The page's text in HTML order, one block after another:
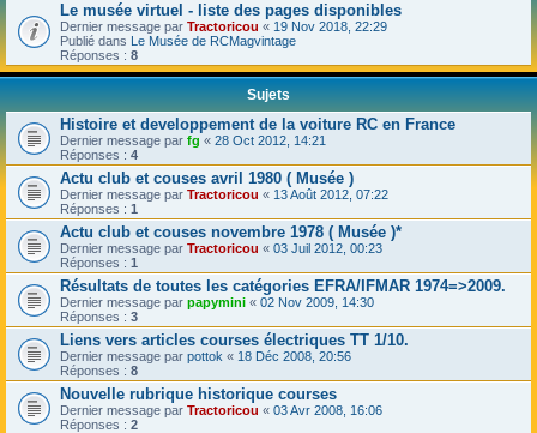
e
Le musée virtuel - liste des pages disponibles
Dernier message par Tractoricou « 19 Nov 2018, 22:29
Publié dans Le Musée de RCMagvintage
Réponses : 8
Sujets
Histoire et developpement de la voiture RC en France
Dernier message par fg « 28 Oct 2012, 14:21
Réponses : 4
Actu club et couses avril 1980 ( Musée )
Dernier message par Tractoricou « 13 Août 2012, 07:22
Réponses : 1
Actu club et couses novembre 1978 ( Musée )*
Dernier message par Tractoricou « 03 Juil 2012, 00:23
Réponses : 1
Résultats de toutes les catégories EFRA/IFMAR 1974=>2009.
Dernier message par papymini « 02 Nov 2009, 14:30
Réponses : 3
Liens vers articles courses électriques TT 1/10.
Dernier message par pottok « 18 Déc 2008, 20:56
Réponses : 8
Nouvelle rubrique historique courses
Dernier message par Tractoricou « 03 Avr 2008, 16:06
Réponses : 2